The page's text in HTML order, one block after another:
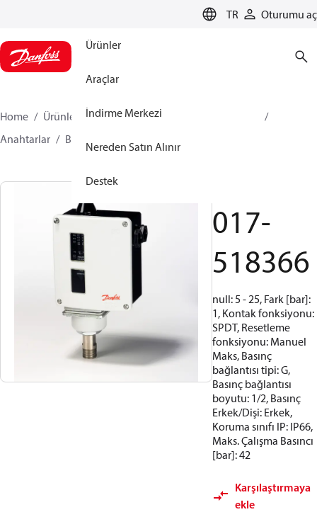
TR Oturumu aç
Ürünler
Araçlar
İndirme Merkezi
Nereden Satın Alınır
Destek
Home Ürünler
İklimlendirme Çözümleri - soğutma
Anahtarlar
Basınç Anahtarları
017-
518366
null: 5 - 25, Fark [bar]:
1, Kontak fonksiyonu:
SPDT, Resetleme
fonksiyonu: Manuel
Maks, Basınç
bağlantısı tipi: G,
Basınç bağlantısı
boyutu: 1/2, Basınç
Erkek/Dişi: Erkek,
Koruma sınıfı IP: IP66,
Maks. Çalışma Basıncı
[bar]: 42
Karşılaştırmaya
ekle